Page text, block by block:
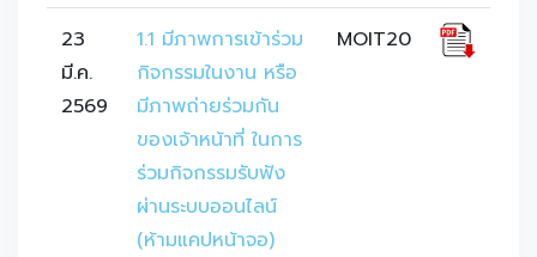
23
มี.ค.
2569
1.1 มีภาพการเข้าร่วม
กิจกรรมในงาน หรือ
มีภาพถ่ายร่วมกัน
ของเจ้าหน้าที่ ในการ
ร่วมกิจกรรมรับฟัง
ผ่านระบบออนไลน์
(ห้ามแคปหน้าจอ)
MOIT20